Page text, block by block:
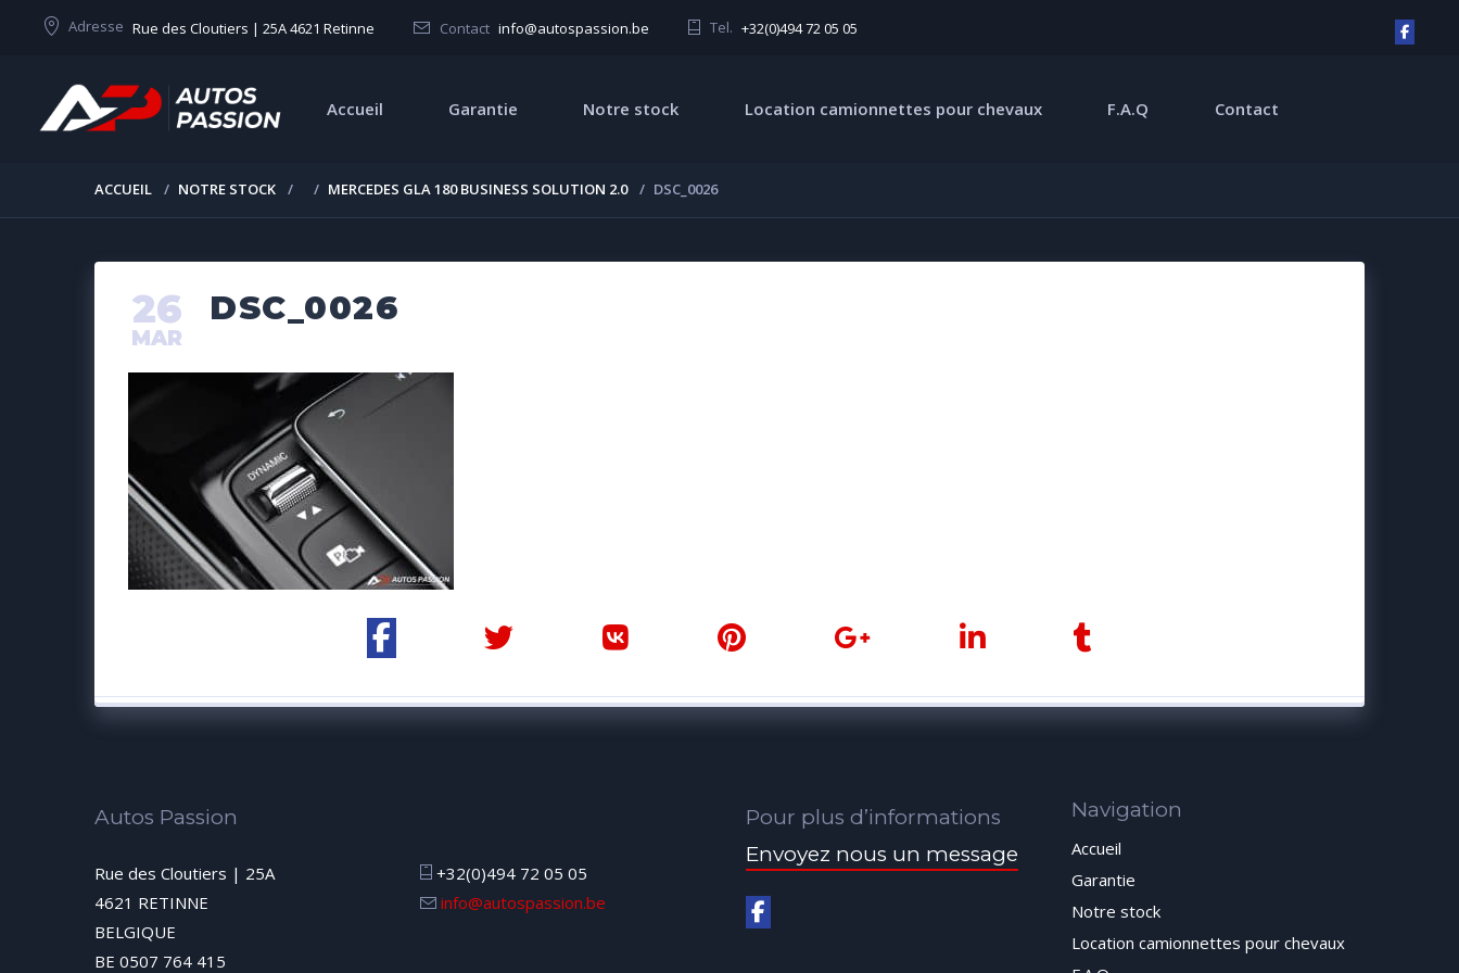
Adresse Rue des Cloutiers | 25A 4621 Retinne Contact info@autospassion.be Tel. +32(0)494 72 05 05
Accueil Garantie Notre stock Location camionnettes pour chevaux F.A.Q Contact
ACCUEIL NOTRE STOCK MERCEDES GLA 180 BUSINESS SOLUTION 2.0 DSC_0026
DSC_0026
26
MAR
Autos Passion
Rue des Cloutiers | 25A
4621 RETINNE
BELGIQUE
BE 0507 764 415
+32(0)494 72 05 05
info@autospassion.be
Pour plus d’informations
Envoyez nous un message
Navigation
Accueil
Garantie
Notre stock
Location camionnettes pour chevaux